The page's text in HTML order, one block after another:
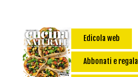
Edicola web
Abbonati e regala